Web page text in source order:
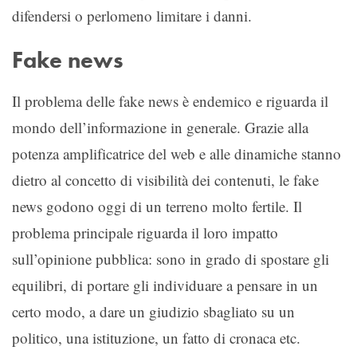
difendersi o perlomeno limitare i danni.
Fake news
Il problema delle fake news è endemico e riguarda il
mondo dell’informazione in generale. Grazie alla
potenza amplificatrice del web e alle dinamiche stanno
dietro al concetto di visibilità dei contenuti, le fake
news godono oggi di un terreno molto fertile. Il
problema principale riguarda il loro impatto
sull’opinione pubblica: sono in grado di spostare gli
equilibri, di portare gli individuare a pensare in un
certo modo, a dare un giudizio sbagliato su un
politico, una istituzione, un fatto di cronaca etc.